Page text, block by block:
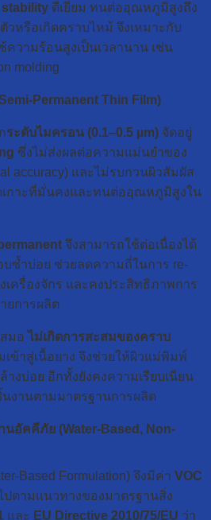
ดีเยี่ยม ทนต่ออุณหภูมิสูงถึง
วหรือเกิดคราบไหม้ จึงเหมาะกับ
วามร้อนสูงเป็นเวลานาน เช่น
molding
Permanent Thin Film)
ระดับไมครอน (0.1–0.5 µm) จัดอยู่
ซึ่งไม่ส่งผลต่อความแม่นยำของ
accuracy) และไม่รบกวนผิวสัมผัส
กาะที่มั่นคงและทนต่ออุณหภูมิสูงใน
จึงสามารถใช้ต่อเนื่องได้
บซ้ำบ่อย ช่วยลดความถี่ในการ re-
เครื่องจักร และคงประสิทธิภาพการ
ยการผลิต
มอ ไม่เกิดการสะสมของคราบ
เข้าสู่เนื้อยาง จึงช่วยให้ผิวแม่พิมพ์
างบ่อย อีกทั้งยังคงความเรียบเนียน
งานตามมาตรฐานการผลิต
นอัคคีภัย (Water-Based, Non-
Based Formulation) จึงมีค่า VOC
ปตามแนวทางของมาตรฐานสิ่ง
และ EU Directive 2010/75/EU ว่า